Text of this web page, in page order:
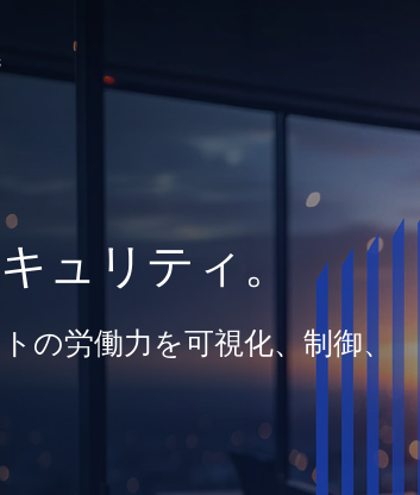
ュリティ。
の労働力を可視化、制御、